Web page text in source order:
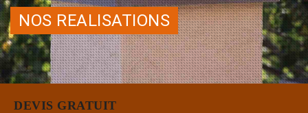
NOS REALISATIONS
DEVIS GRATUIT